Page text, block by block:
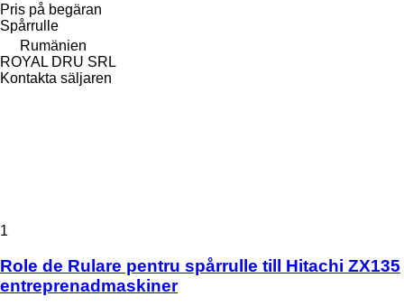
Pris på begäran
Spårrulle
Rumänien
ROYAL DRU SRL
Kontakta säljaren
1
Role de Rulare pentru spårrulle till Hitachi ZX135
entreprenadmaskiner